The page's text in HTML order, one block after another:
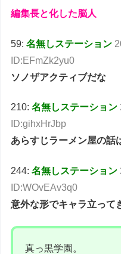
編集長と化した脳人
59:名無しステーション
ID:EFmZk2yu0
ソノザアクティブだな
210:名無しステーション
ID:gihxHrJbp
あらすじラーメン屋の話
244:名無しステーション
ID:WOvEAv3q0
意外な形でキャラ立って
真っ黒学園。